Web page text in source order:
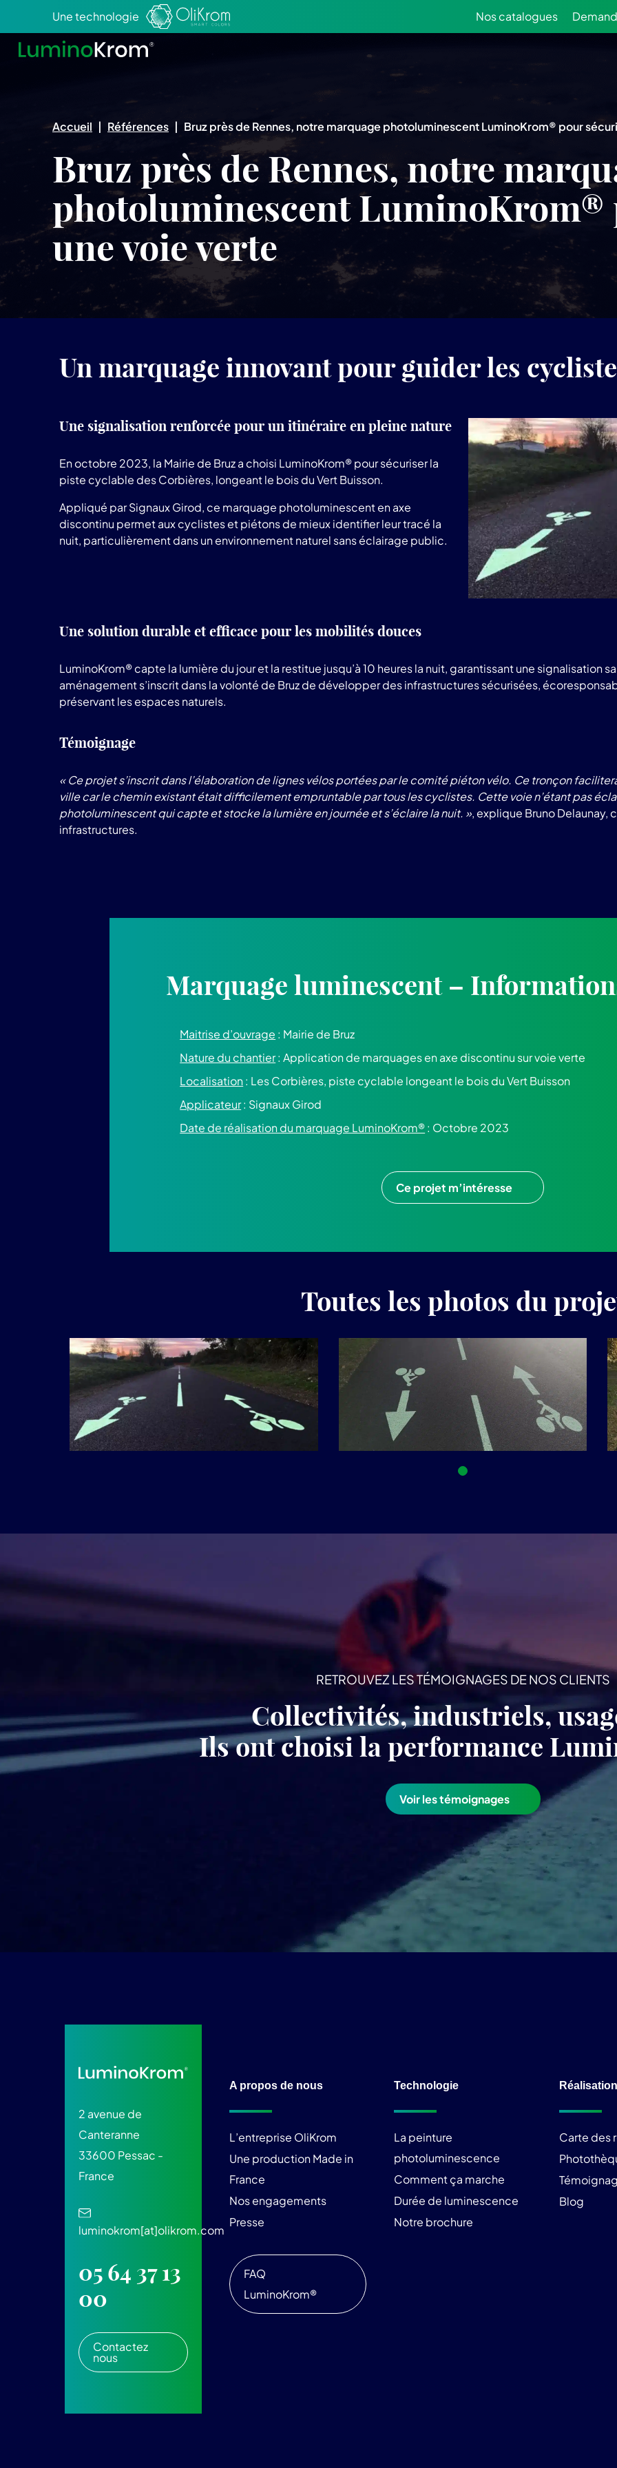
Une technologie Nos catalogues
Accueil | Références | Bruz près de Rennes, notre marquage photoluminescent LuminoKrom® pour
Bruz près de Rennes, notre
photoluminescent LuminoKrom®
une voie verte
Un marquage innovant pour guider les
Une signalisation renforcée pour un itinéraire en pleine nature
En octobre 2023, la Mairie de Bruz a choisi LuminoKrom® pour sécuriser la
piste cyclable des Corbières, longeant le bois du Vert Buisson.
Appliqué par Signaux Girod, ce marquage photoluminescent en axe
discontinu permet aux cyclistes et piétons de mieux identifier leur tracé la
nuit, particulièrement dans un environnement naturel sans éclairage public.
Une solution durable et efficace pour les mobilités douces
LuminoKrom® capte la lumière du jour et la restitue jusqu’à 10 heures la nuit, garantissant une signalisation
aménagement s’inscrit dans la volonté de Bruz de développer des infrastructures sécurisées,
préservant les espaces naturels.
Témoignage
« Ce projet s’inscrit dans l’élaboration de lignes vélos portées par le comité piéton vélo. Ce tronçon
ville car le chemin existant était difficilement empruntable par tous les cyclistes. Cette voie n’étant pas
photoluminescent qui capte et stocke la lumière en journée et s’éclaire la nuit. », explique Bruno Delaunay,
infrastructures.
Marquage luminescent –
Maitrise d’ouvrage : Mairie de Bruz
Nature du chantier: Application de marquages en axe discontinu sur voie verte
Localisation: Les Corbières, piste cyclable longeant le bois du Vert Buisson
Applicateur: Signaux Girod
Date de réalisation du marquage LuminoKrom®: Octobre 2023
Ce projet m’intéresse
Toutes les photos du
RETROUVEZ LES TÉMOIGNAGES DE NOS CLIENTS
Collectivités, industriels,
Ils ont choisi la performance
Voir les témoignages
2 avenue de
Canteranne
33600 Pessac -
France
luminokrom[at]olikrom.com
05 64 37 13
00
Contactez
nous
A propos de nous
L’entreprise OliKrom
Une production Made in
France
Nos engagements
Presse
FAQ
LuminoKrom®
Technologie
La peinture
photoluminescence
Comment ça marche
Durée de luminescence
Notre brochure
Carte des
Blog